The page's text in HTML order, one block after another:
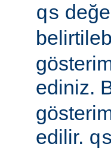
qs
ediniz.
edilir. qs